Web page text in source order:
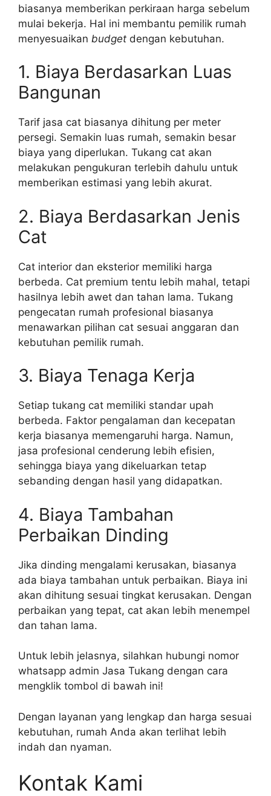
biasanya memberikan perkiraan harga sebelum
mulai bekerja. Hal ini membantu pemilik rumah
menyesuaikan budget dengan kebutuhan.
1. Biaya Berdasarkan Luas
Bangunan
Tarif jasa cat biasanya dihitung per meter
persegi. Semakin luas rumah, semakin besar
biaya yang diperlukan. Tukang cat akan
melakukan pengukuran terlebih dahulu untuk
memberikan estimasi yang lebih akurat.
2. Biaya Berdasarkan Jenis
Cat
Cat interior dan eksterior memiliki harga
berbeda. Cat premium tentu lebih mahal, tetapi
hasilnya lebih awet dan tahan lama. Tukang
pengecatan rumah profesional biasanya
menawarkan pilihan cat sesuai anggaran dan
kebutuhan pemilik rumah.
3. Biaya Tenaga Kerja
Setiap tukang cat memiliki standar upah
berbeda. Faktor pengalaman dan kecepatan
kerja biasanya memengaruhi harga. Namun,
jasa profesional cenderung lebih efisien,
sehingga biaya yang dikeluarkan tetap
sebanding dengan hasil yang didapatkan.
4. Biaya Tambahan
Perbaikan Dinding
Jika dinding mengalami kerusakan, biasanya
ada biaya tambahan untuk perbaikan. Biaya ini
akan dihitung sesuai tingkat kerusakan. Dengan
perbaikan yang tepat, cat akan lebih menempel
dan tahan lama.
Untuk lebih jelasnya, silahkan hubungi nomor
whatsapp admin Jasa Tukang dengan cara
mengklik tombol di bawah ini!
Dengan layanan yang lengkap dan harga sesuai
kebutuhan, rumah Anda akan terlihat lebih
indah dan nyaman.
Kontak Kami